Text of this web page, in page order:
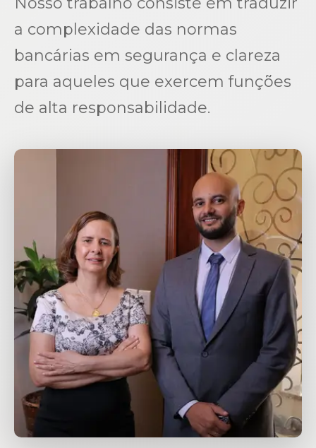
a complexidade das normas
bancárias em segurança e clareza
para aqueles que exercem funções
de alta responsabilidade.